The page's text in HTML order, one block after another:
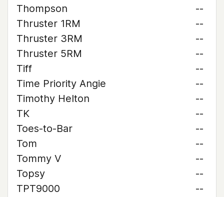
Thompson
--
Thruster 1RM
--
Thruster 3RM
--
Thruster 5RM
--
Tiff
--
Time Priority Angie
--
Timothy Helton
--
TK
--
Toes-to-Bar
--
Tom
--
Tommy V
--
Topsy
--
TPT9000
--